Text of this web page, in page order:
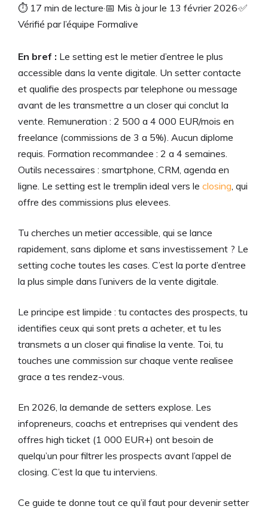
⏱ 17 min de lecture·📅 Mis à jour le 13 février 2026·✅
Vérifié par l’équipe Formalive
En bref : Le setting est le metier d’entree le plus
accessible dans la vente digitale. Un setter contacte
et qualifie des prospects par telephone ou message
avant de les transmettre a un closer qui conclut la
vente. Remuneration : 2 500 a 4 000 EUR/mois en
freelance (commissions de 3 a 5%). Aucun diplome
requis. Formation recommandee : 2 a 4 semaines.
Outils necessaires : smartphone, CRM, agenda en
ligne. Le setting est le tremplin ideal vers le closing, qui
offre des commissions plus elevees.
Tu cherches un metier accessible, qui se lance
rapidement, sans diplome et sans investissement ? Le
setting coche toutes les cases. C’est la porte d’entree
la plus simple dans l’univers de la vente digitale.
Le principe est limpide : tu contactes des prospects, tu
identifies ceux qui sont prets a acheter, et tu les
transmets a un closer qui finalise la vente. Toi, tu
touches une commission sur chaque vente realisee
grace a tes rendez-vous.
En 2026, la demande de setters explose. Les
infopreneurs, coachs et entreprises qui vendent des
offres high ticket (1 000 EUR+) ont besoin de
quelqu’un pour filtrer les prospects avant l’appel de
closing. C’est la que tu interviens.
Ce guide te donne tout ce qu’il faut pour devenir setter